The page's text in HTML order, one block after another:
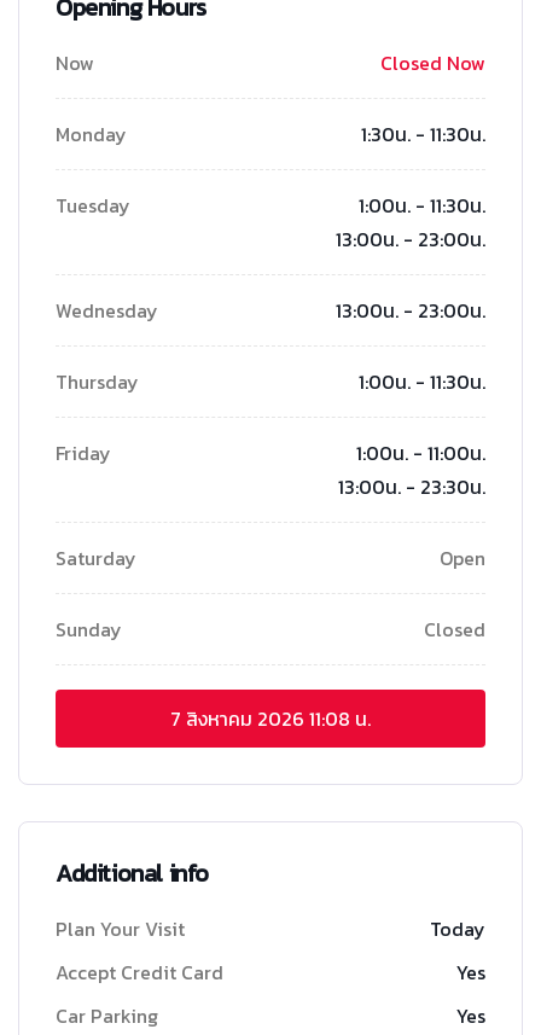
Opening Hours
Now Closed Now
Monday 1:30น. - 11:30น.
Tuesday
1:00น. - 11:30น.
13:00น. - 23:00น.
Wednesday 13:00น. - 23:00น.
Thursday 1:00น. - 11:30น.
Friday
1:00น. - 11:00น.
13:00น. - 23:30น.
Saturday Open
Sunday Closed
7 สิงหาคม 2026 11:08 น.
Additional info
Plan Your Visit
Today
Accept Credit Card
Yes
Car Parking
Yes